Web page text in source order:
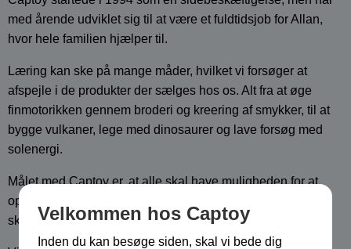
med årende udviklet sig til at være et fuldtidsjob for Allan,
hvor hele familien hjælper til.
Læring kan ske på mange måder, hvilket vi forsøger at
afspejle i de produkter der sælges hos os. Alt fra at øge
finmotorikken gennem broderi og kreering af smykker, til at
bygge vulkaner, lege med dinosaurer og lave forsøg med
solenergi.
Målet med Captoy er, at alle skal have muligheden for at
opdage glæderne ved naturvidenskaben og at læring altid
skal være en leg.
Velkommen hos Captoy
Inden du kan besøge siden, skal vi bede dig